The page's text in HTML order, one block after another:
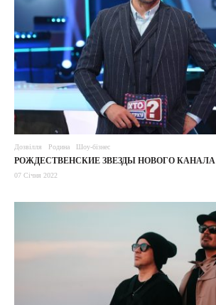
Дозвілля Родина Шоу-бізнес
РОЖДЕСТВЕНСКИЕ ЗВЕЗДЫ НОВОГО КАНАЛА
07 Січня 2022